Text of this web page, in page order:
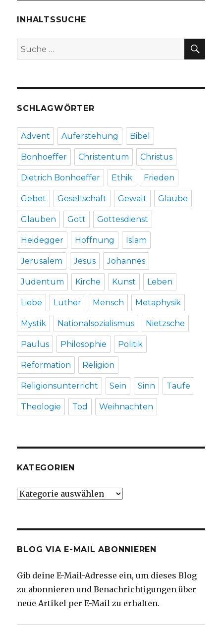
8,
14
–
INHALTSSUCHE
Suche
nach:
SCHLAGWÖRTER
Advent Auferstehung Bibel
Bonhoeffer Christentum Christus
Dietrich Bonhoeffer Ethik Frieden
Gebet Gesellschaft Gewalt Glaube
Glauben Gott Gottesdienst
Heidegger Hoffnung Islam
Jerusalem Jesus Johannes
Judentum Kirche Kunst Leben
Liebe Luther Mensch Metaphysik
Mystik Nationalsozialismus Nietzsche
Paulus Philosophie Politik
Reformation Religion
Religionsunterricht Sein Sinn Taufe
Theologie Tod Weihnachten
KATEGORIEN
Kategorien
BLOG VIA E-MAIL ABONNIEREN
Gib deine E-Mail-Adresse ein, um dieses Blog
zu abonnieren und Benachrichtigungen über
neue Artikel per E-Mail zu erhalten.